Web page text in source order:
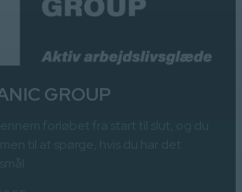
GROUP